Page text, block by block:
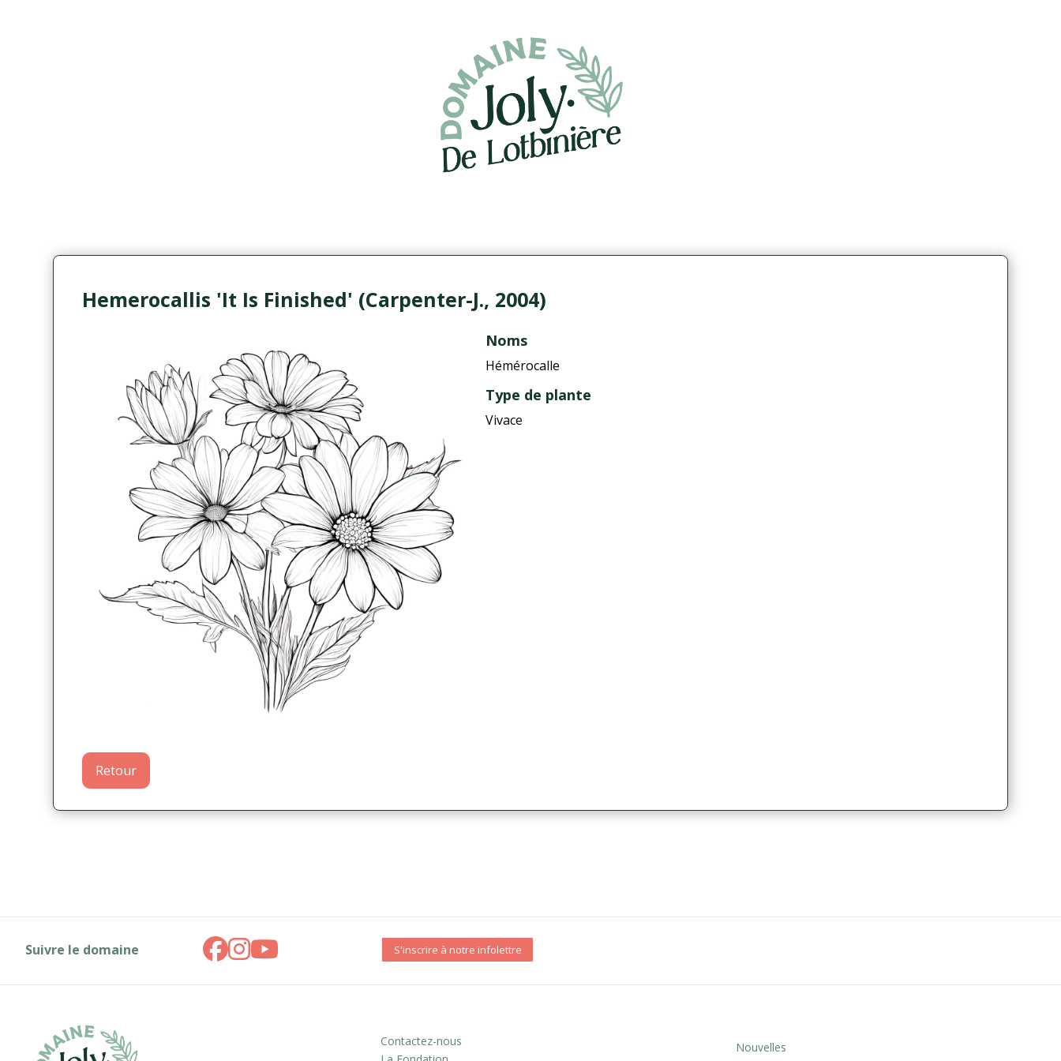
Hemerocallis 'It Is Finished' (Carpenter-J., 2004)
Noms
Hémérocalle
Type de plante
Vivace
Retour
Suivre le domaine S'inscrire à notre infolettre
Contactez-nous
Nouvelles